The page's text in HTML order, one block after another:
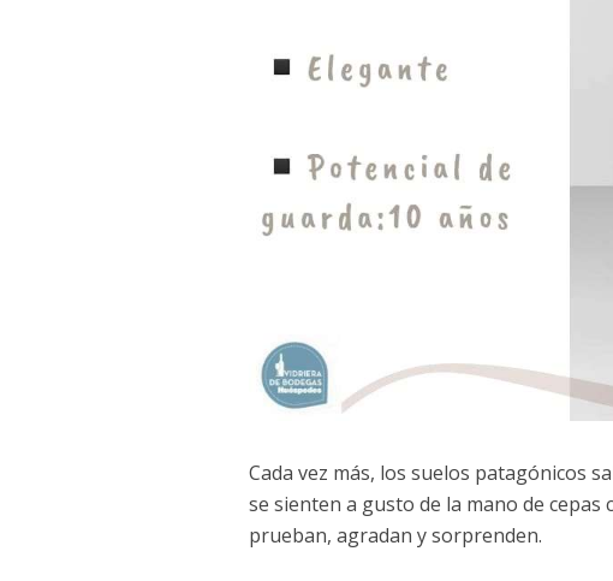
Cada vez más, los suelos patagónicos
se sienten a gusto de la mano de
prueban, agradan y sorprenden.